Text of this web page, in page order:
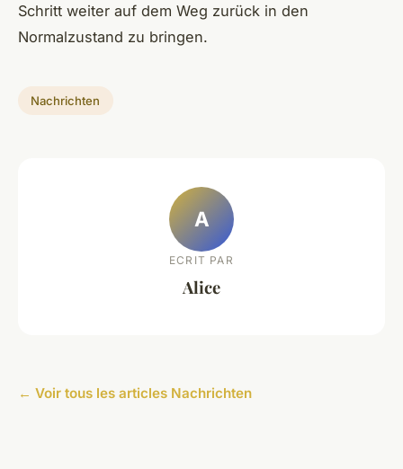
Schritt weiter auf dem Weg zurück in den
Normalzustand zu bringen.
Nachrichten
A
ECRIT PAR
Alice
← Voir tous les articles Nachrichten